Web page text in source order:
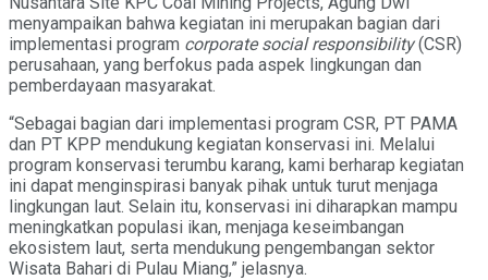
menyampaikan bahwa kegiatan ini merupakan bagian dari
implementasi program corporate social responsibility(CSR)
perusahaan, yang berfokus pada aspek lingkungan dan
pemberdayaan masyarakat.
“Sebagai bagian dari implementasi program CSR, PT PAMA
dan PT KPP mendukung kegiatan konservasi ini. Melalui
program konservasi terumbu karang, kami berharap kegiatan
ini dapat menginspirasi banyak pihak untuk turut menjaga
lingkungan laut. Selain itu, konservasi ini diharapkan mampu
meningkatkan populasi ikan, menjaga keseimbangan
ekosistem laut, serta mendukung pengembangan sektor
Wisata Bahari di Pulau Miang,” jelasnya.